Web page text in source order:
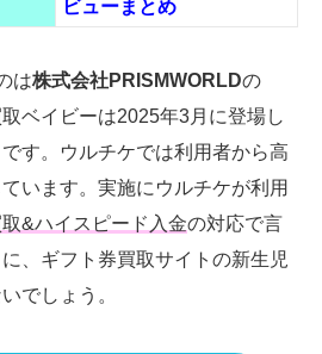
ビューまとめ
は株式会社PRISMWORLDの
取ベイビーは2025年3月に登場し
す。ウルチケでは利用者から高
います。実施にウルチケが利用
&ハイスピード入金の対応で言
、ギフト券買取サイトの新生児
でしょう。